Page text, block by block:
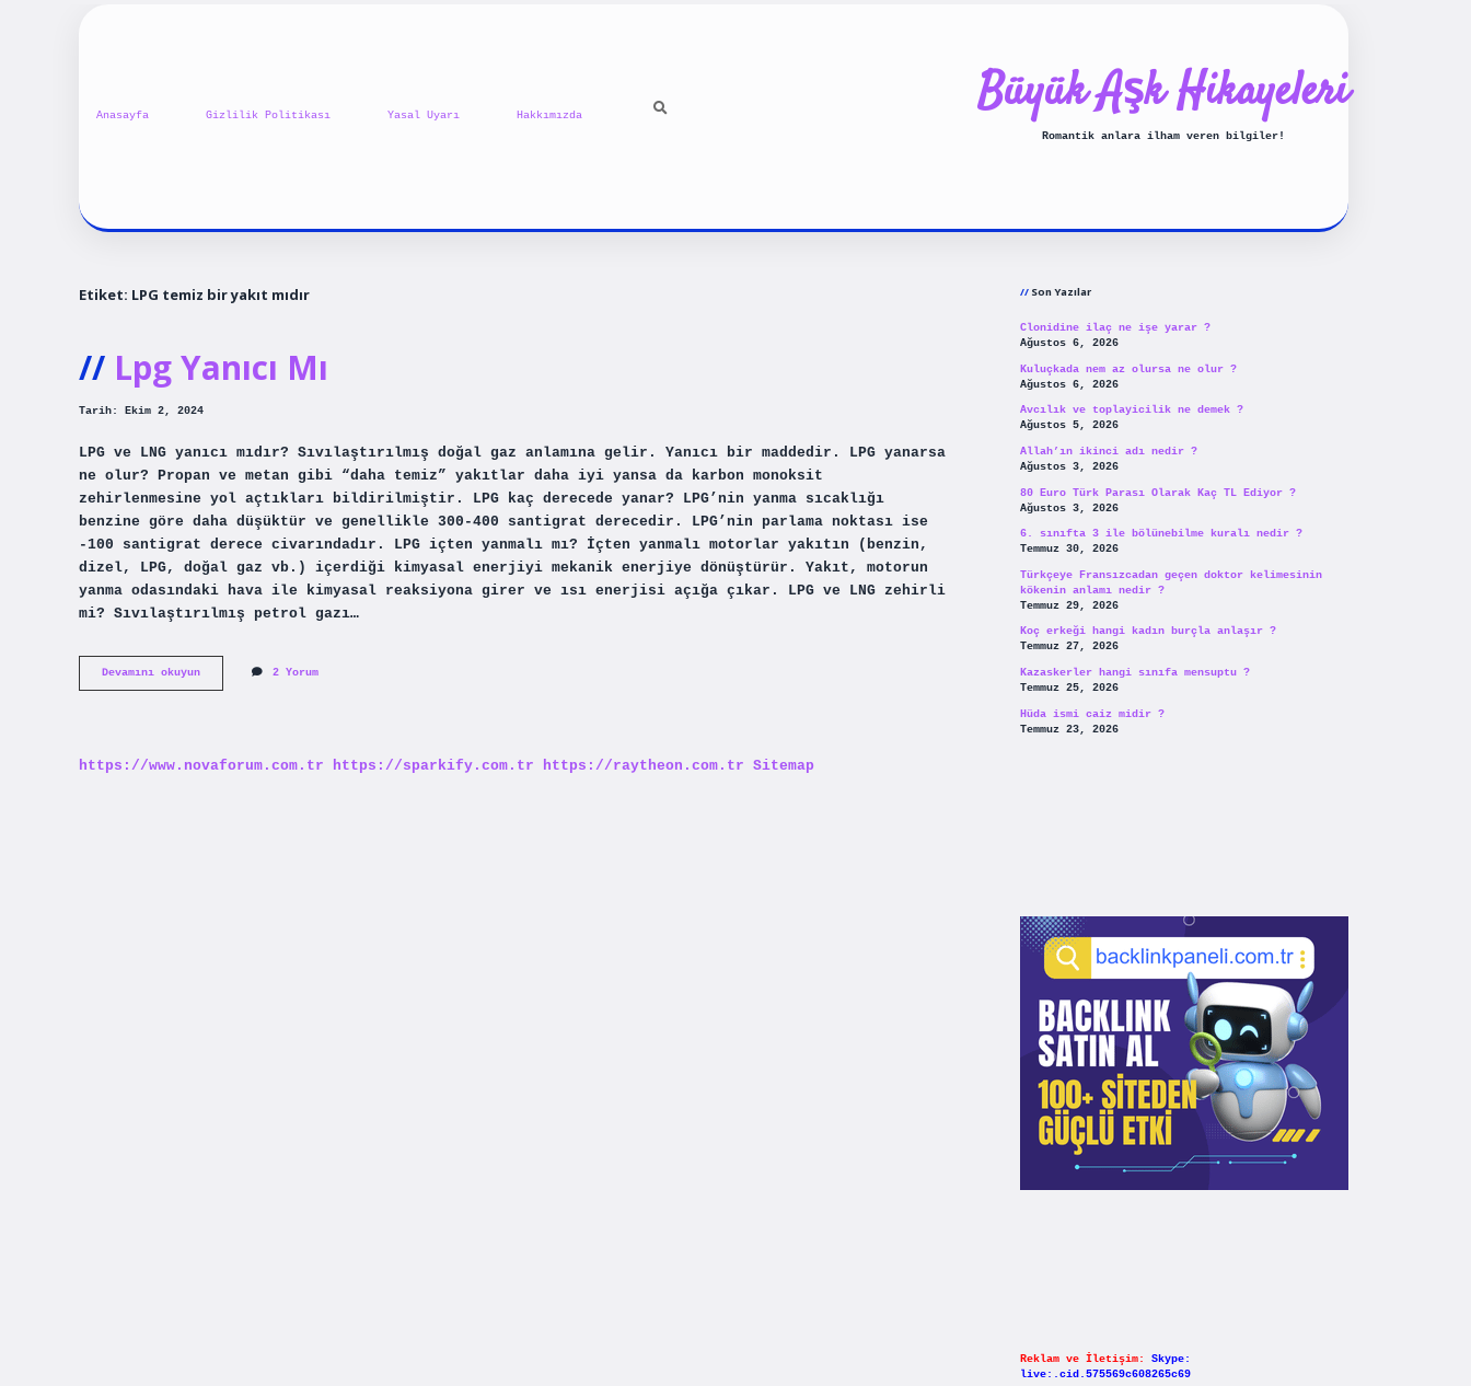
Anasayfa Gizlilik Politikası Yasal Uyarı Hakkımızda Büyük Aşk Hikayeleri
Romantik anlara ilham veren bilgiler!
Etiket: LPG temiz bir yakıt mıdır
Lpg Yanıcı Mı
Tarih: Ekim 2, 2024
LPG ve LNG yanıcı mıdır? Sıvılaştırılmış doğal gaz anlamına gelir. Yanıcı bir maddedir. LPG yanarsa
ne olur? Propan ve metan gibi “daha temiz” yakıtlar daha iyi yansa da karbon monoksit
zehirlenmesine yol açtıkları bildirilmiştir. LPG kaç derecede yanar? LPG’nin yanma sıcaklığı
benzine göre daha düşüktür ve genellikle 300-400 santigrat derecedir. LPG’nin parlama noktası ise
-100 santigrat derece civarındadır. LPG içten yanmalı mı? İçten yanmalı motorlar yakıtın (benzin,
dizel, LPG, doğal gaz vb.) içerdiği kimyasal enerjiyi mekanik enerjiye dönüştürür. Yakıt, motorun
yanma odasındaki hava ile kimyasal reaksiyona girer ve ısı enerjisi açığa çıkar. LPG ve LNG zehirli
mi? Sıvılaştırılmış petrol gazı…
Devamını okuyunLpg
Yanıcı
2 Yorum
https://www.novaforum.com.tr https://sparkify.com.tr https://raytheon.com.tr Sitemap
Son Yazılar
Clonidine ilaç ne işe yarar ?
Ağustos 6, 2026
Kuluçkada nem az olursa ne olur ?
Ağustos 6, 2026
Avcılık ve toplayicilik ne demek ?
Ağustos 5, 2026
Allah’ın ikinci adı nedir ?
Ağustos 3, 2026
80 Euro Türk Parası Olarak Kaç TL Ediyor ?
Ağustos 3, 2026
6. sınıfta 3 ile bölünebilme kuralı nedir ?
Temmuz 30, 2026
Türkçeye Fransızcadan geçen doktor kelimesinin
kökenin anlamı nedir ?
Temmuz 29, 2026
Koç erkeği hangi kadın burçla anlaşır ?
Temmuz 27, 2026
Kazaskerler hangi sınıfa mensuptu ?
Temmuz 25, 2026
Hüda ismi caiz midir ?
Temmuz 23, 2026
Reklam ve İletişim:
Skype:
live:.cid.575569c608265c69